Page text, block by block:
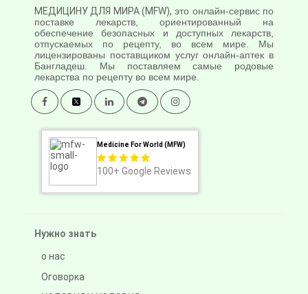
МЕДИЦИНУ ДЛЯ МИРА (MFW), это онлайн-сервис по
поставке лекарств, ориентированный на
обеспечение безопасных и доступных лекарств,
отпускаемых по рецепту, во всем мире. Мы
лицензированы поставщиком услуг онлайн-аптек в
Бангладеш. Мы поставляем самые родовые
лекарства по рецепту во всем мире.
Medicine For World (MFW)
100+ Google Reviews
Нужно знать
о нас
Оговорка